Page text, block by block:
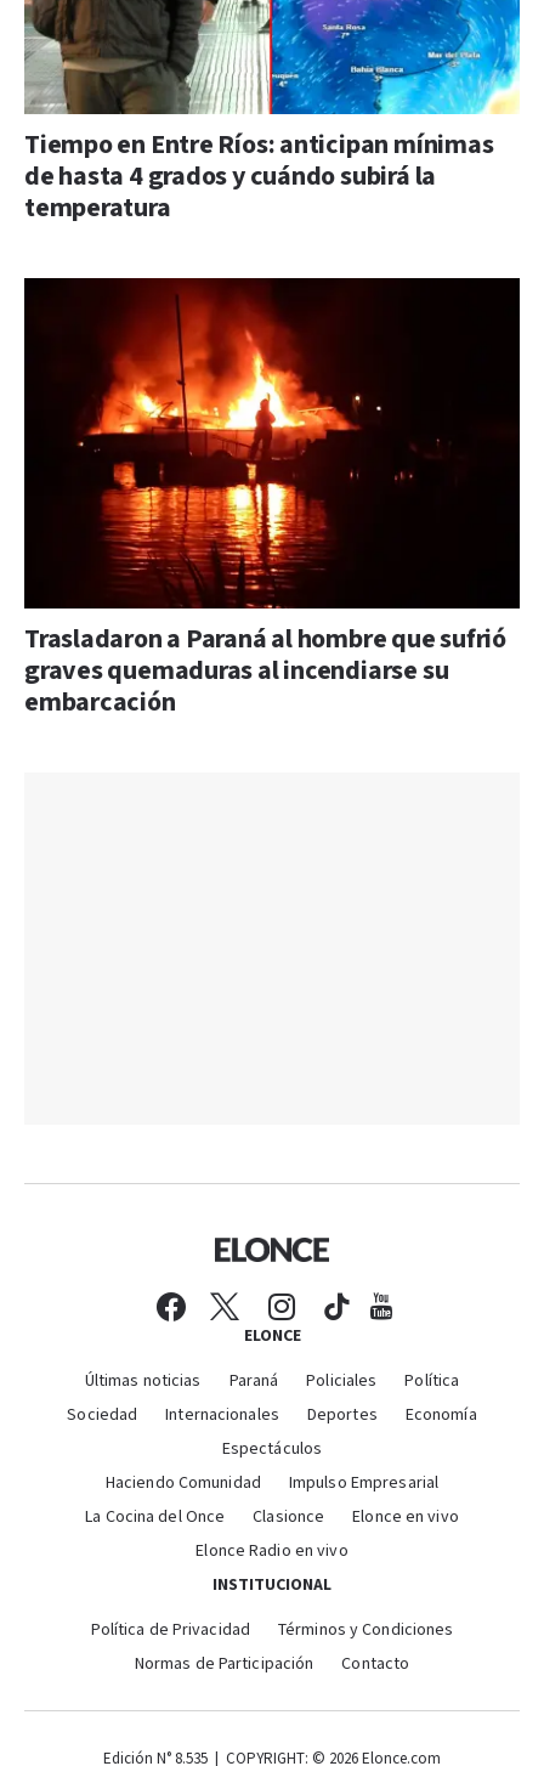
Tiempo en Entre Ríos: anticipan mínimas
de hasta 4 grados y cuándo subirá la
temperatura
Trasladaron a Paraná al hombre que sufrió
graves quemaduras al incendiarse su
embarcación
ELONCE
Últimas noticias Paraná Policiales
Política
Sociedad
Internacionales Deportes
Economía
Espectáculos
Haciendo Comunidad
Impulso Empresarial
La Cocina del Once
Clasionce
Elonce en vivo
Elonce Radio en vivo
INSTITUCIONAL
Política de Privacidad
Términos y Condiciones
Normas de Participación
Contacto
Edición N° 8.535 | COPYRIGHT: © 2026 Elonce.com